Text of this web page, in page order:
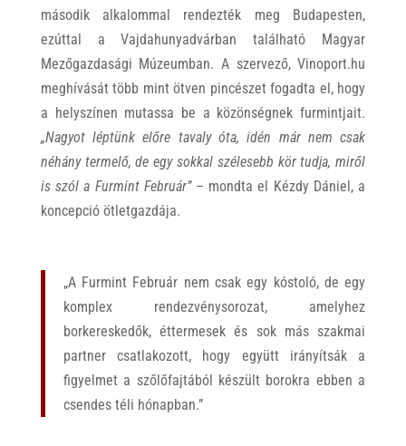
második alkalommal rendezték meg Budapesten,
ezúttal a Vajdahunyadvárban található Magyar
Mezőgazdasági Múzeumban. A szervező, Vinoport.hu
meghívását több mint ötven pincészet fogadta el, hogy
a helyszínen mutassa be a közönségnek furmintjait.
„Nagyot léptünk előre tavaly óta, idén már nem csak
néhány termelő, de egy sokkal szélesebb kör tudja, miről
is szól a Furmint Február”– mondta el Kézdy Dániel, a
koncepció ötletgazdája.
„A Furmint Február nem csak egy kóstoló, de egy
komplex rendezvénysorozat, amelyhez
borkereskedők, éttermesek és sok más szakmai
partner csatlakozott, hogy együtt irányítsák a
figyelmet a szőlőfajtából készült borokra ebben a
csendes téli hónapban.”